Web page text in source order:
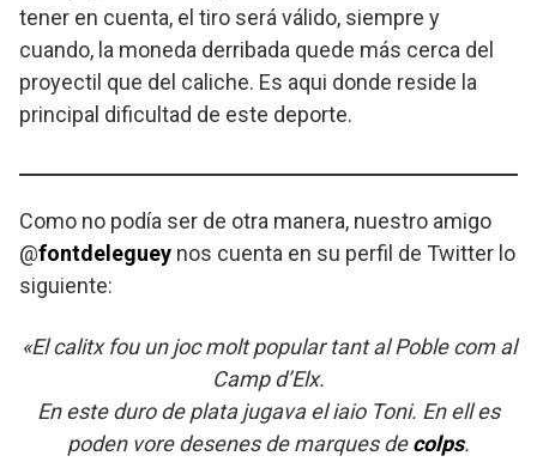
tener en cuenta, el tiro será válido, siempre y
cuando, la moneda derribada quede más cerca del
proyectil que del caliche. Es aqui donde reside la
principal dificultad de este deporte.
Como no podía ser de otra manera, nuestro amigo
@fontdeleguey nos cuenta en su perfil de Twitter lo
siguiente:
«El calitx fou un joc molt popular tant al Poble com al
Camp d’Elx.
En este duro de plata jugava el iaio Toni. En ell es
poden vore desenes de marques decolps.